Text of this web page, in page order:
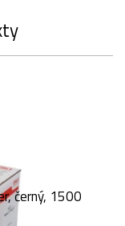
černý, 1500